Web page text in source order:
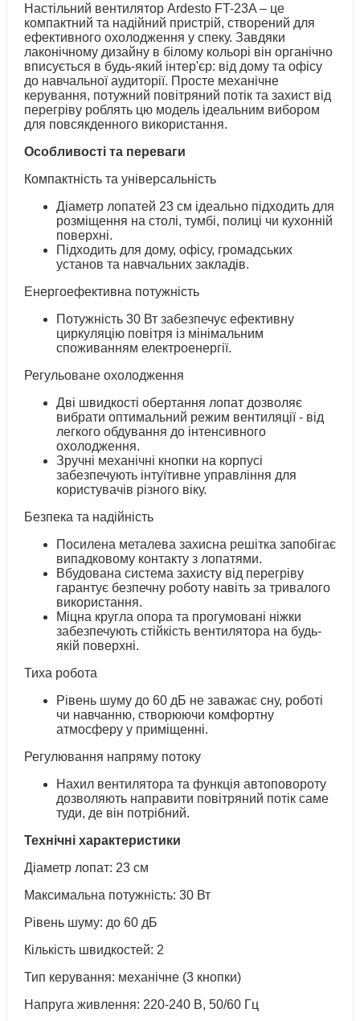
Настільний вентилятор Ardesto FT-23A – це
компактний та надійний пристрій, створений для
ефективного охолодження у спеку. Завдяки
лаконічному дизайну в білому кольорі він органічно
вписується в будь-який інтер'єр: від дому та офісу
до навчальної аудиторії. Просте механічне
керування, потужний повітряний потік та захист від
перегріву роблять цю модель ідеальним вибором
для повсякденного використання.
Особливості та переваги
Компактність та універсальність
Діаметр лопатей 23 см ідеально підходить для
розміщення на столі, тумбі, полиці чи кухонній
поверхні.
Підходить для дому, офісу, громадських
установ та навчальних закладів.
Енергоефективна потужність
Потужність 30 Вт забезпечує ефективну
циркуляцію повітря із мінімальним
споживанням електроенергії.
Регульоване охолодження
Дві швидкості обертання лопат дозволяє
вибрати оптимальний режим вентиляції - від
легкого обдування до інтенсивного
охолодження.
Зручні механічні кнопки на корпусі
забезпечують інтуїтивне управління для
користувачів різного віку.
Безпека та надійність
Посилена металева захисна решітка запобігає
випадковому контакту з лопатями.
Вбудована система захисту від перегріву
гарантує безпечну роботу навіть за тривалого
використання.
Міцна кругла опора та прогумовані ніжки
забезпечують стійкість вентилятора на будь-
якій поверхні.
Тиха робота
Рівень шуму до 60 дБ не заважає сну, роботі
чи навчанню, створюючи комфортну
атмосферу у приміщенні.
Регулювання напряму потоку
Нахил вентилятора та функція автоповороту
дозволяють направити повітряний потік саме
туди, де він потрібний.
Технічні характеристики
Діаметр лопат: 23 см
Максимальна потужність: 30 Вт
Рівень шуму: до 60 дБ
Кількість швидкостей: 2
Тип керування: механічне (3 кнопки)
Напруга живлення: 220-240 В, 50/60 Гц